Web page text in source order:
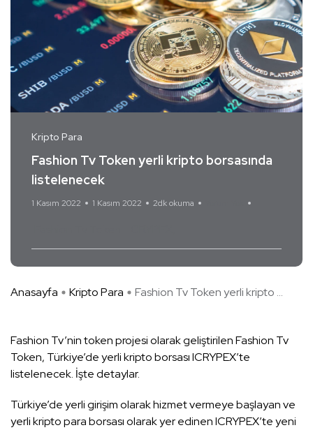
Kripto Para
Fashion Tv Token yerli kripto borsasında
listelenecek
1 Kasım 2022 1 Kasım 2022 2dk okuma
Anasayfa Kripto Para Fashion Tv Token yerli kripto ...
Fashion Tv’nin token projesi olarak geliştirilen Fashion Tv
Token, Türkiye’de yerli kripto borsası ICRYPEX’te
listelenecek. İşte detaylar.
Türkiye’de yerli girişim olarak hizmet vermeye başlayan ve
yerli kripto para borsası olarak yer edinen ICRYPEX’te yeni